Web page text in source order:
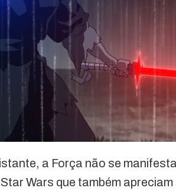
a Força não se
Wars que também